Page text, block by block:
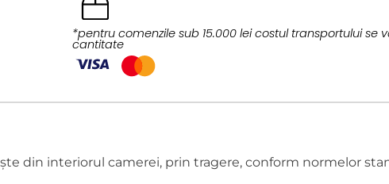
*pentru comenzile sub 15.000 lei costul transportului
cantitate
din interiorul camerei, prin tragere, conform normelor